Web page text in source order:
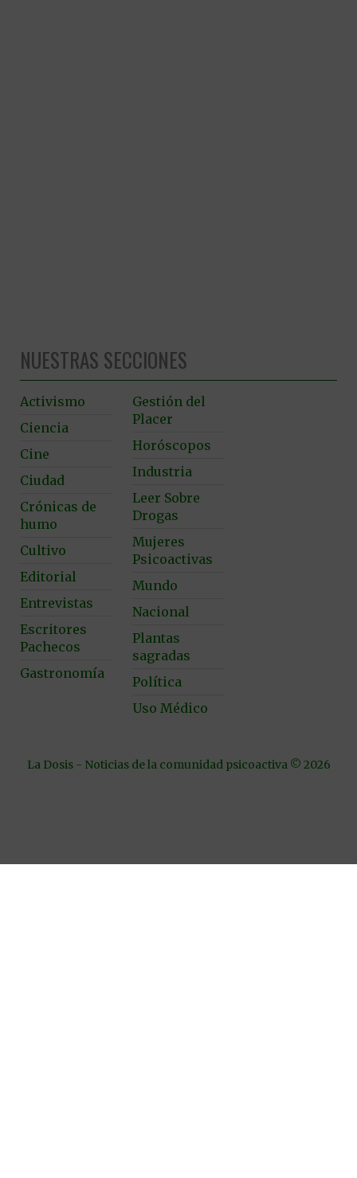
NUESTRAS SECCIONES
Activismo
Ciencia
Cine
Ciudad
Crónicas de
humo
Cultivo
Editorial
Entrevistas
Escritores
Pachecos
Gastronomía
Gestión del
Placer
Horóscopos
Industria
Leer Sobre
Drogas
Mujeres
Psicoactivas
Mundo
Nacional
Plantas
sagradas
Política
Uso Médico
La Dosis - Noticias de la comunidad psicoactiva © 2026